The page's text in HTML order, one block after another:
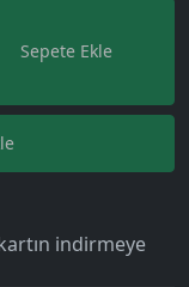
Sepete Ekle
indirmeye